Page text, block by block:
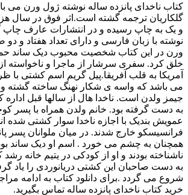
کتاب ناخدای پانزده ساله نوشته ژول ورن می
گلکاریان ترجمه گشته است.اثر فوق در سال
و یک به چاپ رسیده و در انتشارات عارف
نوشته با زبان فارسی و دارای تعداد هفتاد و
ورن در این کتاب شخصیت محبوب دیک ساند
خلق کرد. سفری سرشار از ماجرا و ناخواسته
آمریکا به قلب آفریقا.پیل گریم اسم کشتی با
می باشد که واسه ی شکار نهنگ ساخته گشته
جیمز ولدن است. ناخدا هال از سالها قبل اداره
به دست گرفته بود. خانم ولدن همراه با پسر
عمویش بندیک با اجازه ناخدا سوار کشتی شده
فرانسیسکو خارج شدند. در میان ملوانان پسر
همچنان به چشم می خورد . اسم او دیک ساند
ناشناخته بودند و او از کودکی در یتیم خانه
به دست صاحبان این کشتی دریانوردی را یاد
شروع می گردد .برای دانلود کتاب به ادامه
خرید کتاب ناخدای پانزده ساله تماس بگیرید.